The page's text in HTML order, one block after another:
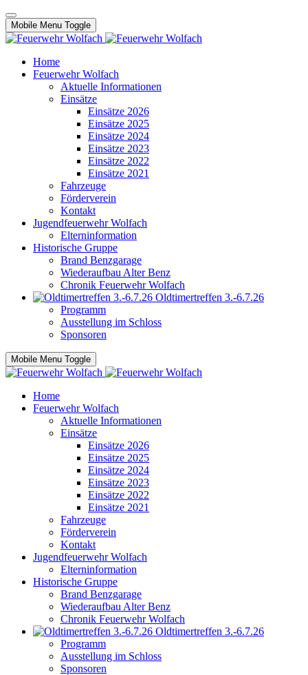
Mobile Menu Toggle
Home
Feuerwehr Wolfach
Aktuelle Informationen
Einsätze
Einsätze 2026
Einsätze 2025
Einsätze 2024
Einsätze 2023
Einsätze 2022
Einsätze 2021
Fahrzeuge
Förderverein
Kontakt
Jugendfeuerwehr Wolfach
Elterninformation
Historische Gruppe
Brand Benzgarage
Wiederaufbau Alter Benz
Chronik Feuerwehr Wolfach
Oldtimertreffen 3.-6.7.26
Programm
Ausstellung im Schloss
Sponsoren
Mobile Menu Toggle
Home
Feuerwehr Wolfach
Aktuelle Informationen
Einsätze
Einsätze 2026
Einsätze 2025
Einsätze 2024
Einsätze 2023
Einsätze 2022
Einsätze 2021
Fahrzeuge
Förderverein
Kontakt
Jugendfeuerwehr Wolfach
Elterninformation
Historische Gruppe
Brand Benzgarage
Wiederaufbau Alter Benz
Chronik Feuerwehr Wolfach
Oldtimertreffen 3.-6.7.26
Programm
Ausstellung im Schloss
Sponsoren